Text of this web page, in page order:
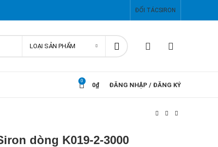
ĐỐI TÁCSIRON
LOẠI SẢN PHẨM
0
0₫ ĐĂNG NHẬP / ĐĂNG KÝ
dòng K019-2-3000